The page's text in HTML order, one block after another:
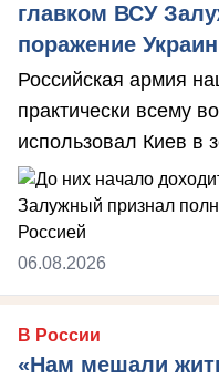
главком ВСУ
поражение
Российская армия
практически всему
использовал Киев в
06.08.2026
В России
«Нам мешали